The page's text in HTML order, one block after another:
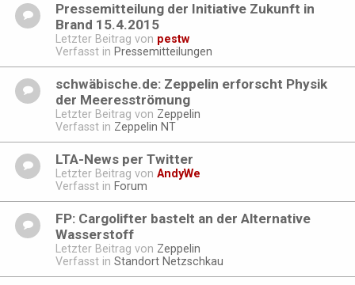
Pressemitteilung der Initiative Zukunft in
Brand 15.4.2015
Letzter Beitrag von pestw
Verfasst in Pressemitteilungen
schwäbische.de: Zeppelin erforscht Physik
der Meeresströmung
Letzter Beitrag von Zeppelin
Verfasst in Zeppelin NT
LTA-News per Twitter
Letzter Beitrag von AndyWe
Verfasst in Forum
FP: Cargolifter bastelt an der Alternative
Wasserstoff
Letzter Beitrag von Zeppelin
Verfasst in Standort Netzschkau